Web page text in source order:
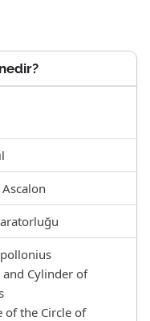
and Cylinder of
of the Circle of